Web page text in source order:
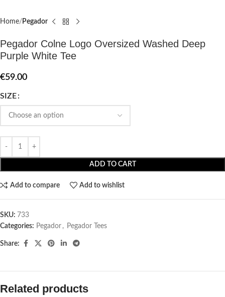
Home Pegador​
Pegador Colne Logo Oversized Washed Deep
Purple White Tee
€59.00
SIZE
ADD TO CART
Add to compare Add to wishlist
SKU: 733
Categories: Pegador​ , Pegador Tees
Share:
Related products